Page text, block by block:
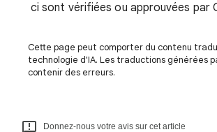
ci sont vérifiées ou approuvées par
Cette page peut comporter du contenu
technologie d'IA. Les traductions générées
contenir des erreurs.
Donnez-nous votre avis sur cet article